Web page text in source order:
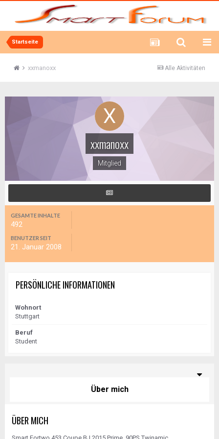
Startseite
Alle Aktivitäten
xxmanoxx
xxmanoxx
Mitglied
GESAMTE INHALTE
492
BENUTZER SEIT
21. Januar 2008
PERSÖNLICHE INFORMATIONEN
Wohnort
Stuttgart
Beruf
Student
Über mich
ÜBER MICH